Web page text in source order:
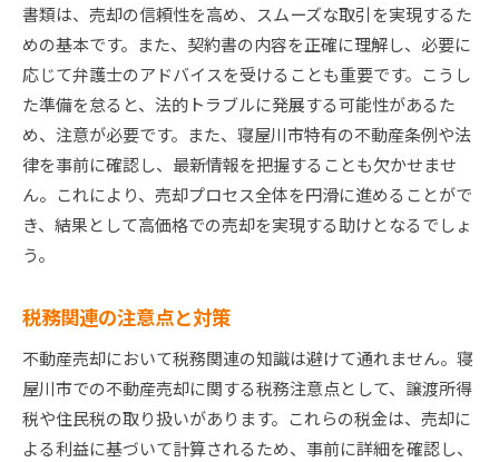
書類は、売却の信頼性を高め、スムーズな取引を実現するた
めの基本です。また、契約書の内容を正確に理解し、必要に
応じて弁護士のアドバイスを受けることも重要です。こうし
た準備を怠ると、法的トラブルに発展する可能性があるた
め、注意が必要です。また、寝屋川市特有の不動産条例や法
律を事前に確認し、最新情報を把握することも欠かせませ
ん。これにより、売却プロセス全体を円滑に進めることがで
き、結果として高価格での売却を実現する助けとなるでしょ
う。
税務関連の注意点と対策
不動産売却において税務関連の知識は避けて通れません。寝
屋川市での不動産売却に関する税務注意点として、譲渡所得
税や住民税の取り扱いがあります。これらの税金は、売却に
よる利益に基づいて計算されるため、事前に詳細を確認し、